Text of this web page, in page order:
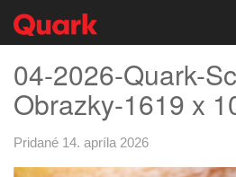
04-2026-Quark-
Obrazky-1619 x
Pridané 14. apríla 2026